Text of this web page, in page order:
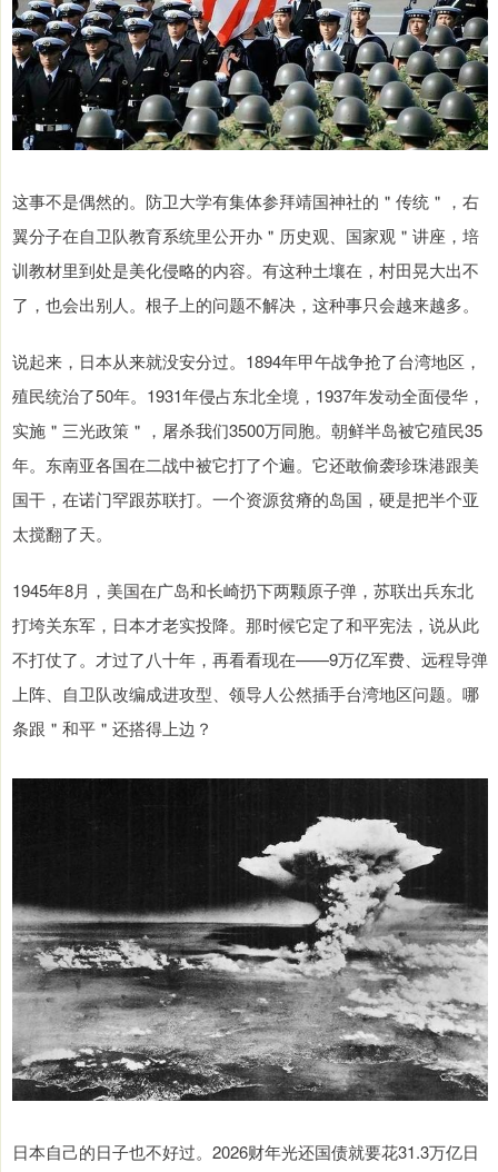
这事不是偶然的。防卫大学有集体参拜靖国神社的＂传统＂，右
翼分子在自卫队教育系统里公开办＂历史观、国家观＂讲座，培
训教材里到处是美化侵略的内容。有这种土壤在，村田晃大出不
了，也会出别人。根子上的问题不解决，这种事只会越来越多。
说起来，日本从来就没安分过。1894年甲午战争抢了台湾地区，
殖民统治了50年。1931年侵占东北全境，1937年发动全面侵华，
实施＂三光政策＂，屠杀我们3500万同胞。朝鲜半岛被它殖民35
年。东南亚各国在二战中被它打了个遍。它还敢偷袭珍珠港跟美
国干，在诺门罕跟苏联打。一个资源贫瘠的岛国，硬是把半个亚
太搅翻了天。
1945年8月，美国在广岛和长崎扔下两颗原子弹，苏联出兵东北
打垮关东军，日本才老实投降。那时候它定了和平宪法，说从此
不打仗了。才过了八十年，再看看现在——9万亿军费、远程导弹
上阵、自卫队改编成进攻型、领导人公然插手台湾地区问题。哪
条跟＂和平＂还搭得上边？
日本自己的日子也不好过。2026财年光还国债就要花31.3万亿日